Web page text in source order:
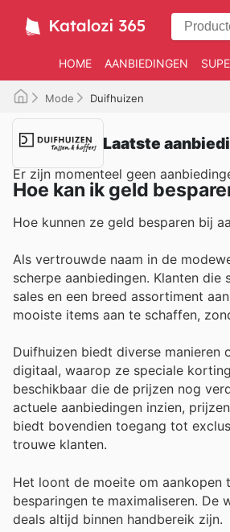
HOME AANBIEDINGEN
Mode Duifhuizen
Laatste
Er zijn momenteel geen
Hoe kan ik geld
Hoe kunnen ze geld besparen bij
Als vertrouwde naam in de
scherpe aanbiedingen. Klanten
sales en een breed assortiment
mooiste items aan te schaffen,
Duifhuizen biedt diverse manieren
digitaal, waarop ze speciale
beschikbaar die de prijzen nog
actuele aanbiedingen inzien,
biedt bovendien toegang tot
trouwe klanten.
Het loont de moeite om aankopen
besparingen te maximaliseren.
deals altijd binnen handbereik zijn.